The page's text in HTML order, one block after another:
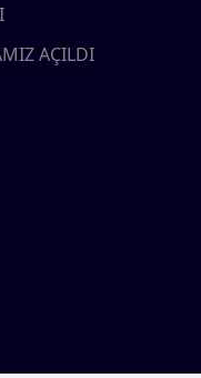
AÇILDI